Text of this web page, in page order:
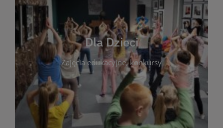
Dla Dzieci
Zajęcia edukacyjne, konkursy
To miejsce stworzone z myślą o najmłodszych
czytelnikach i ich rodzicach. Znajdziesz tu
informacje o zajęciach edukacyjnych, konkursach
plastycznych i spotkaniach z autorami książek dla
dzieci. Biblioteka oferuje bogaty wybór bajek,
opowiadań i lektur szkolnych, a także przyjazny
kącik do wspólnego czytania. Pragniemy
rozbudzać miłość do książek od najmłodszych lat.
Zapraszamy do wspólnej zabawy i odkrywania